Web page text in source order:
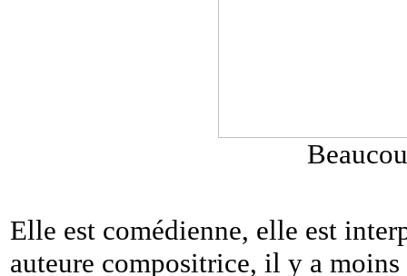
Elle est comédienne, elle est
auteure compositrice, il y a